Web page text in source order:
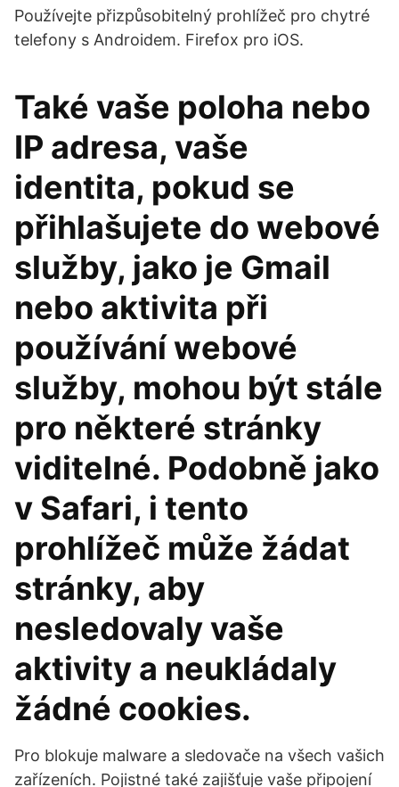
Používejte přizpůsobitelný prohlížeč pro chytré
telefony s Androidem. Firefox pro iOS.
Také vaše poloha nebo
IP adresa, vaše
identita, pokud se
přihlašujete do webové
služby, jako je Gmail
nebo aktivita při
používání webové
služby, mohou být stále
pro některé stránky
viditelné. Podobně jako
v Safari, i tento
prohlížeč může žádat
stránky, aby
nesledovaly vaše
aktivity a neukládaly
žádné cookies.
Pro blokuje malware a sledovače na všech vašich
zařízeních. Pojistné také zajišťuje vaše připojení